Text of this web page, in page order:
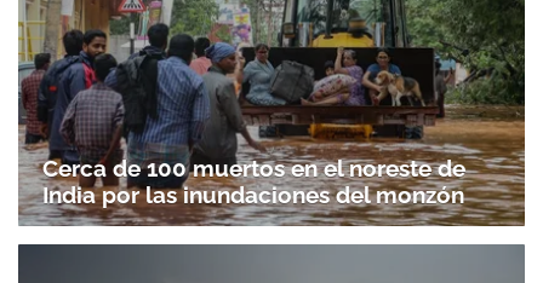
Cerca de 100 muertos en el noreste de
India por las inundaciones del monzón